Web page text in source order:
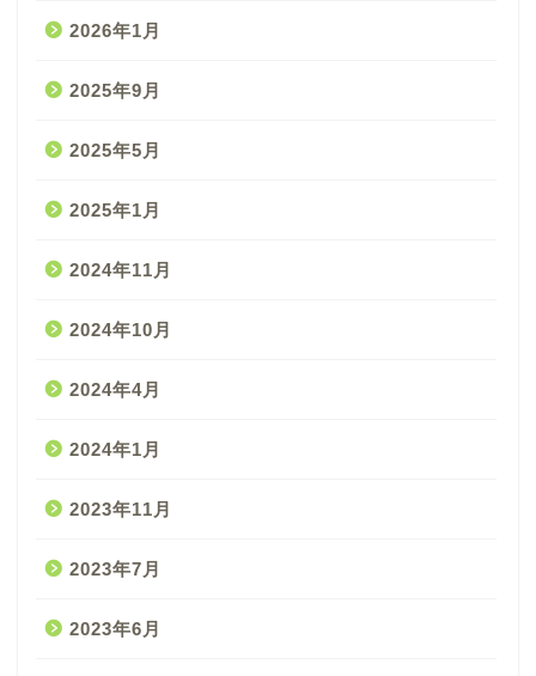
2026年1月
2025年9月
2025年5月
2025年1月
2024年11月
2024年10月
2024年4月
2024年1月
2023年11月
2023年7月
2023年6月